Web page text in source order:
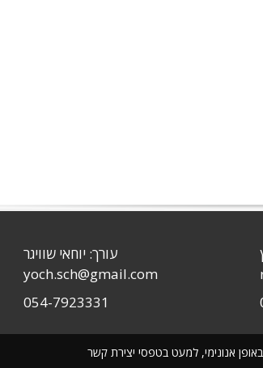
אנונימי, למעט בטפסי יצירת קשר
עורך: יוחאי שוויגר
yoch.sch@gmail.com
054-7923331